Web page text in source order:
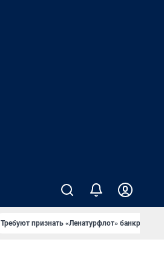
Требуют признать «Ленатурфлот» банкротом